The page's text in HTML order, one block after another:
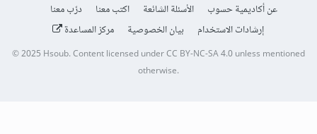
عن أكاديمية حسوب الأسئلة الشائعة اكتب معنا
درّب معنا
إرشادات الاستخدام
بيان الخصوصية مركز المساعدة
© 2025 Hsoub.Content licensed underCC BY-NC-SA 4.0unless mentioned
otherwise.